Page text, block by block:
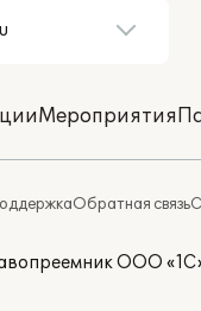
Мероприятия
Обратная связь
ООО